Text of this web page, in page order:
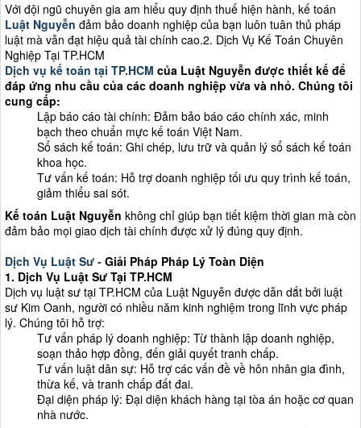
Với đội ngũ chuyên gia am hiểu quy định thuế hiện hành, kế toán
Luật Nguyễn đảm bảo doanh nghiệp của bạn luôn tuân thủ pháp
luật mà vẫn đạt hiệu quả tài chính cao.2. Dịch Vụ Kế Toán Chuyên
Nghiệp Tại TP.HCM
Dịch vụ kế toán tại TP.HCM của Luật Nguyễn được thiết kế để
đáp ứng nhu cầu của các doanh nghiệp vừa và nhỏ. Chúng tôi
cung cấp:
Lập báo cáo tài chính: Đảm bảo báo cáo chính xác, minh
bạch theo chuẩn mực kế toán Việt Nam.
Sổ sách kế toán: Ghi chép, lưu trữ và quản lý sổ sách kế toán
khoa học.
Tư vấn kế toán: Hỗ trợ doanh nghiệp tối ưu quy trình kế toán,
giảm thiểu sai sót.
Kế toán Luật Nguyễn không chỉ giúp bạn tiết kiệm thời gian mà còn
đảm bảo mọi giao dịch tài chính được xử lý đúng quy định.
Dịch Vụ Luật Sư - Giải Pháp Pháp Lý Toàn Diện
1. Dịch Vụ Luật Sư Tại TP.HCM
Dịch vụ luật sư tại TP.HCM của Luật Nguyễn được dẫn dắt bởi luật
sư Kim Oanh, người có nhiều năm kinh nghiệm trong lĩnh vực pháp
lý. Chúng tôi hỗ trợ:
Tư vấn pháp lý doanh nghiệp: Từ thành lập doanh nghiệp,
soạn thảo hợp đồng, đến giải quyết tranh chấp.
Tư vấn luật dân sự: Hỗ trợ các vấn đề về hôn nhân gia đình,
thừa kế, và tranh chấp đất đai.
Đại diện pháp lý: Đại diện khách hàng tại tòa án hoặc cơ quan
nhà nước.